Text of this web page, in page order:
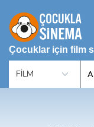
Çocuklar için film